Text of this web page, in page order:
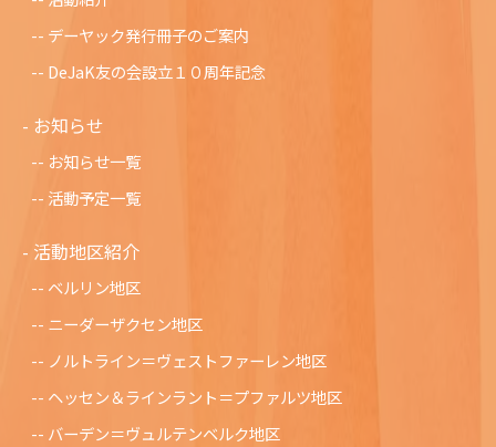
デーヤック発行冊子のご案内
DeJaK友の会設立１０周年記念
お知らせ
お知らせ一覧
活動予定一覧
活動地区紹介
ベルリン地区
ニーダーザクセン地区
ノルトライン＝ヴェストファーレン地区
ヘッセン＆ラインラント＝プファルツ地区
バーデン＝ヴュルテンベルク地区